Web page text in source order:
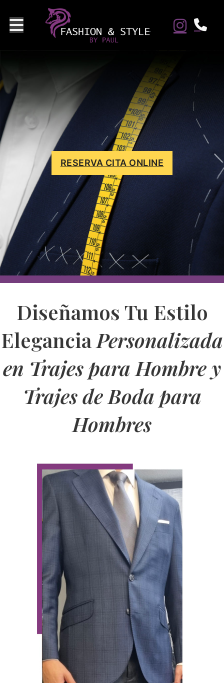
RESERVA CITA ONLINE
Diseñamos Tu Estilo
Elegancia Personalizada
en Trajes para Hombre y
Trajes de Boda para
Hombres